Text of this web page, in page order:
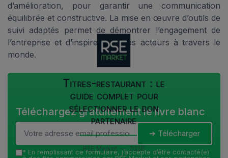
d’amélioration, pour garantir une communication
équilibrée et constructive. La mise en œuvre d’outils de
suivi adaptés permet de démontrer l’engagement de
l’entreprise et d’inspirer d’autres acteurs à travers le
monde.
Titres-restaurant : le
guide complet pour
sélectionner le bon
partenaire
RSE Market — 2026
Téléchargez gratuitement le livre blanc
➔ Télécharger
* En remplissant ce formulaire, j’accepte d’être contacté(e)